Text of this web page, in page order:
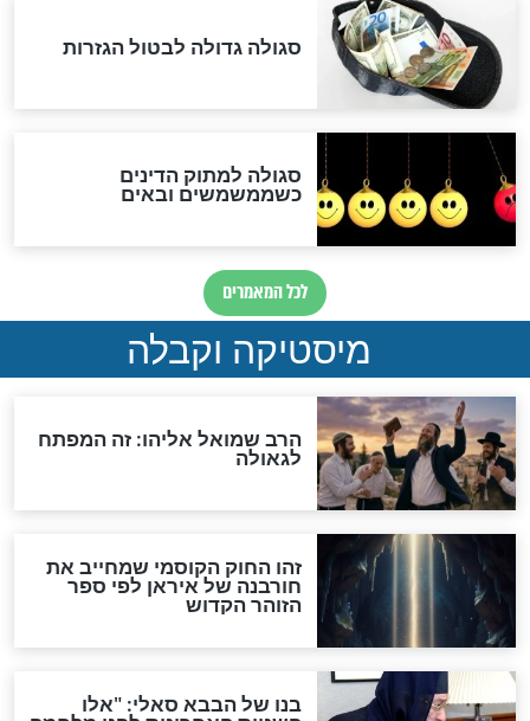
שורדת השואה שחוגגת 100:
"מודה לקב"ה על כל השנים"
לכל המאמרים
אחרית הימים
האם אפשר לחשב את הקץ?
מה יהיה בימות המשיח?